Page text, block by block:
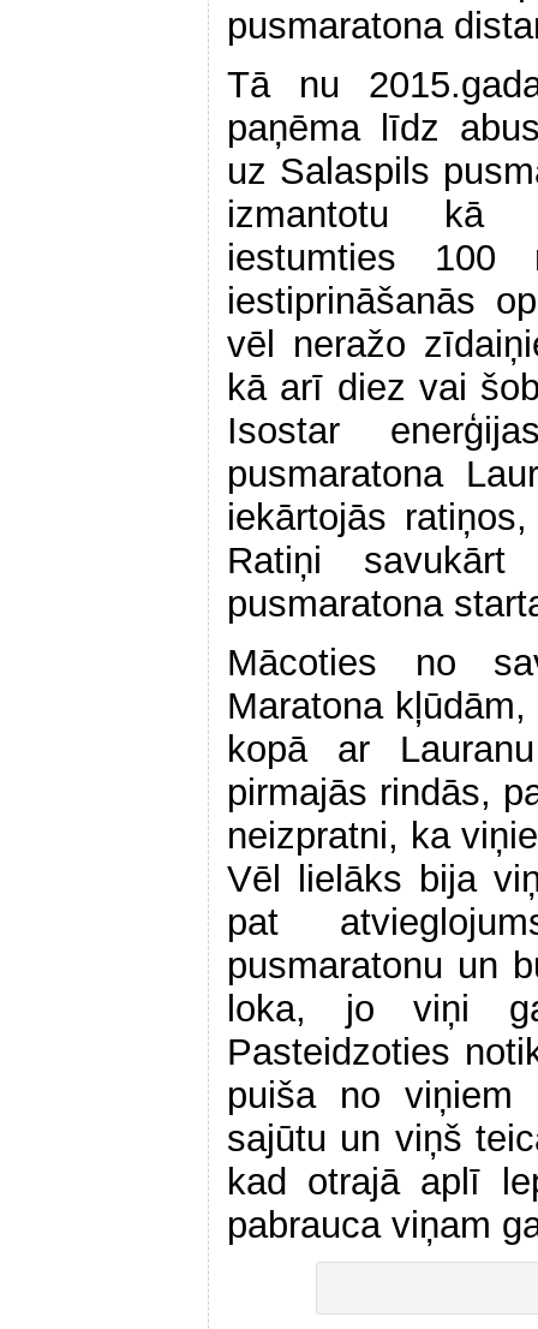
pusmaratona
Tā nu
paņēma līdz
uz Salaspils
izmantotu kā
iestumties
iestiprināšanās
vēl neražo
kā arī diez vai
Isostar
pusmaratona
iekārtojās
Ratiņi
pusmaratona
Mācoties no
Maratona
kopā ar
pirmajās rindās,
neizpratni, ka
Vēl lielāks bija
pat
pusmaratonu un
loka, jo viņi
Pasteidzoties
puiša no viņiem
sajūtu un viņš
kad otrajā aplī
pabrauca viņam